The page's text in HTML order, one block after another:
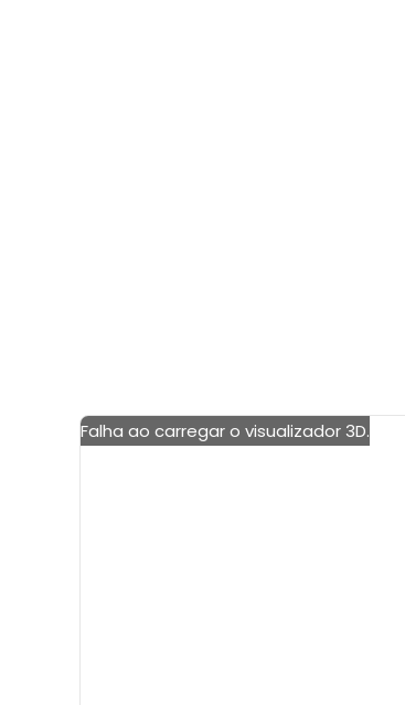
Falha ao carregar o visualizador 3D.